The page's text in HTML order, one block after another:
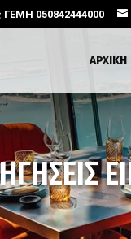
ΓΕΜΗ 050842444000
ΑΡΧΙΚΗ